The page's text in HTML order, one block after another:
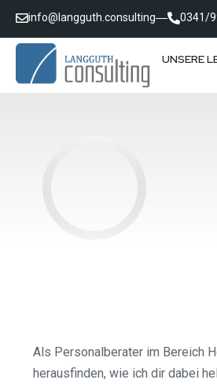
info@langguth.consulting 0341/
UNSERE
Als Personalberater im Bereich
herausfinden, wie ich dir dabei